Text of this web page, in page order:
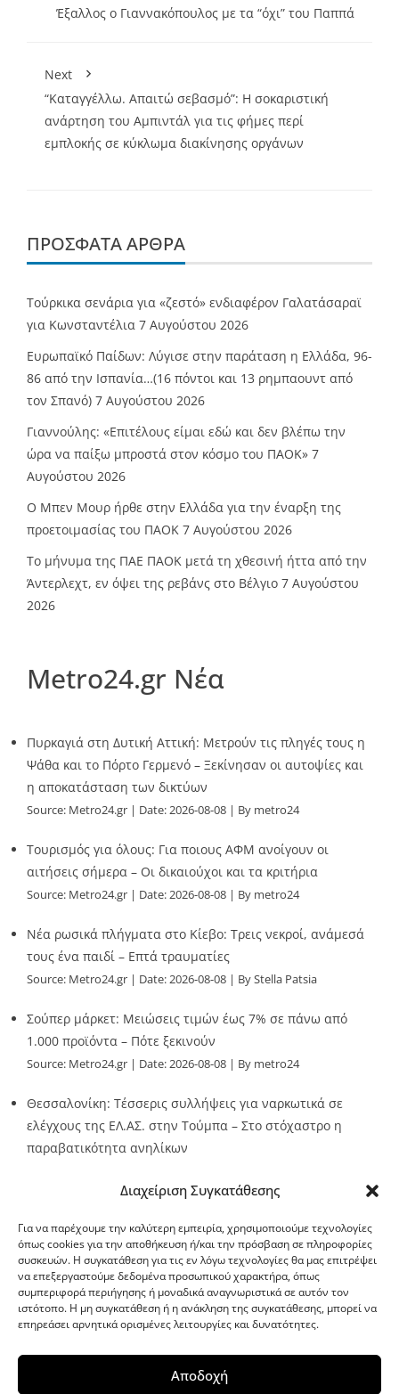
Διαχείριση Συγκατάθεσης
Για να παρέχουμε την καλύτερη εμπειρία, χρησιμοποιούμε τεχνολογίες
όπως cookies για την αποθήκευση ή/και την πρόσβαση σε πληροφορίες
συσκευών. Η συγκατάθεση για τις εν λόγω τεχνολογίες θα μας επιτρέψει
να επεξεργαστούμε δεδομένα προσωπικού χαρακτήρα, όπως
συμπεριφορά περιήγησης ή μοναδικά αναγνωριστικά σε αυτόν τον
ιστότοπο. Η μη συγκατάθεση ή η ανάκληση της συγκατάθεσης, μπορεί να
επηρεάσει αρνητικά ορισμένες λειτουργίες και δυνατότητες.
Αποδοχή
Έξαλλος ο Γιαννακόπουλος με τα “όχι” του Παππά
Next
“Καταγγέλλω. Απαιτώ σεβασμό”: Η σοκαριστική
ανάρτηση του Αμπιντάλ για τις φήμες περί
εμπλοκής σε κύκλωμα διακίνησης οργάνων
ΠΡΌΣΦΑΤΑ ΆΡΘΡΑ
Τούρκικα σενάρια για «ζεστό» ενδιαφέρον Γαλατάσαραϊ
για Κωνσταντέλια 7 Αυγούστου 2026
Ευρωπαϊκό Παίδων: Λύγισε στην παράταση η Ελλάδα, 96-
86 από την Ισπανία…(16 πόντοι και 13 ρημπαουντ από
τον Σπανό) 7 Αυγούστου 2026
Γιαννούλης: «Επιτέλους είμαι εδώ και δεν βλέπω την
ώρα να παίξω μπροστά στον κόσμο του ΠΑΟΚ» 7
Αυγούστου 2026
O Mπεν Μουρ ήρθε στην Ελλάδα για την έναρξη της
προετοιμασίας του ΠΑΟΚ 7 Αυγούστου 2026
Το μήνυμα της ΠΑΕ ΠΑΟΚ μετά τη χθεσινή ήττα από την
Άντερλεχτ, εν όψει της ρεβάνς στο Βέλγιο 7 Αυγούστου
2026
Metro24.gr Νέα
Πυρκαγιά στη Δυτική Αττική: Μετρούν τις πληγές τους η
Ψάθα και το Πόρτο Γερμενό – Ξεκίνησαν οι αυτοψίες και
η αποκατάσταση των δικτύων
Source: Metro24.gr Date: 2026-08-08 By metro24
Τουρισμός για όλους: Για ποιους ΑΦΜ ανοίγουν οι
αιτήσεις σήμερα – Οι δικαιούχοι και τα κριτήρια
Source: Metro24.gr Date: 2026-08-08 By metro24
Νέα ρωσικά πλήγματα στο Κίεβο: Τρεις νεκροί, ανάμεσά
τους ένα παιδί – Επτά τραυματίες
Source: Metro24.gr Date: 2026-08-08 By Stella Patsia
Σούπερ μάρκετ: Μειώσεις τιμών έως 7% σε πάνω από
1.000 προϊόντα – Πότε ξεκινούν
Source: Metro24.gr Date: 2026-08-08 By metro24
Θεσσαλονίκη: Τέσσερις συλλήψεις για ναρκωτικά σε
ελέγχους της ΕΛ.ΑΣ. στην Τούμπα – Στο στόχαστρο η
παραβατικότητα ανηλίκων
G-point.gr